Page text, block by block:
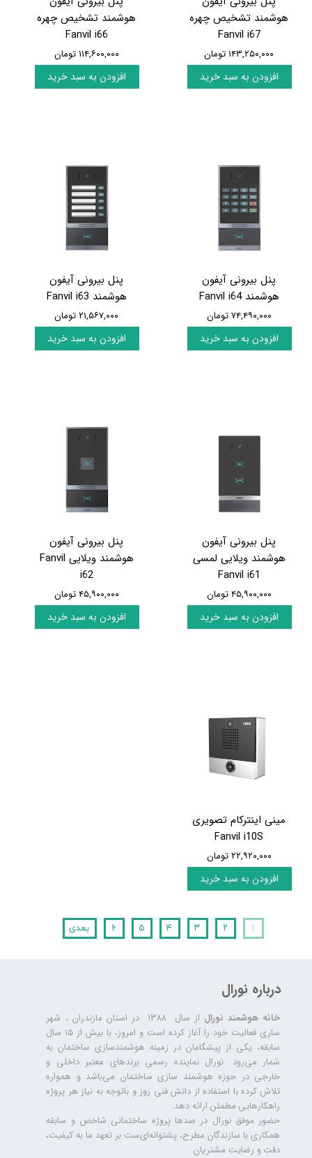
هوشمند تشخیص چهره
Fanvil i67
۱۴۳,۲۵۰,۰۰۰ تومان
افزودن به سبد خرید
هوشمند تشخیص چهره
Fanvil i66
۱۱۴,۶۰۰,۰۰۰ تومان
افزودن به سبد خرید
پنل بیرونی آیفون
هوشمند Fanvil i64
۷۴,۴۹۰,۰۰۰ تومان
افزودن به سبد خرید
پنل بیرونی آیفون
هوشمند Fanvil i63
۲۱,۵۶۷,۰۰۰ تومان
افزودن به سبد خرید
پنل بیرونی آیفون
هوشمند ویلایی لمسی
Fanvil i61
۴۵,۹۰۰,۰۰۰ تومان
افزودن به سبد خرید
پنل بیرونی آیفون
هوشمند ویلایی Fanvil
i62
۴۵,۹۰۰,۰۰۰ تومان
افزودن به سبد خرید
مینی اینترکام تصویری
Fanvil i10S
۲۲,۹۲۰,۰۰۰ تومان
افزودن به سبد خرید
۱ ۲ ۳ ۴ ۵ ۶ بعدی
درباره نورال
خانه هوشمند نورال
از سال ۱۳۸۸ در استان مازندران ، شهر
ساری فعالیت خود را آغاز کرده است و امروز، با بیش از ۱۵ سال
سابقه، یکی از پیشگامان در زمینه هوشمندسازی ساختمان به
شمار می‌رود. نورال نماینده رسمی برندهای معتبر داخلی و
خارجی در حوزه هوشمند سازی ساختمان می‌باشد و همواره
تلاش کرده با استفاده از دانش فنی روز و باتوجه به نیاز هر پروژه
راهکارهایی مطمئن ارائه دهد.
حضور موفق نورال در صدها پروژه‌ ساختمانی شاخص و سابقه
همکاری با سازندگان مطرح، پشتوانه‌ای‌ست بر تعهد ما به کیفیت،
دقت و رضایت مشتریان.